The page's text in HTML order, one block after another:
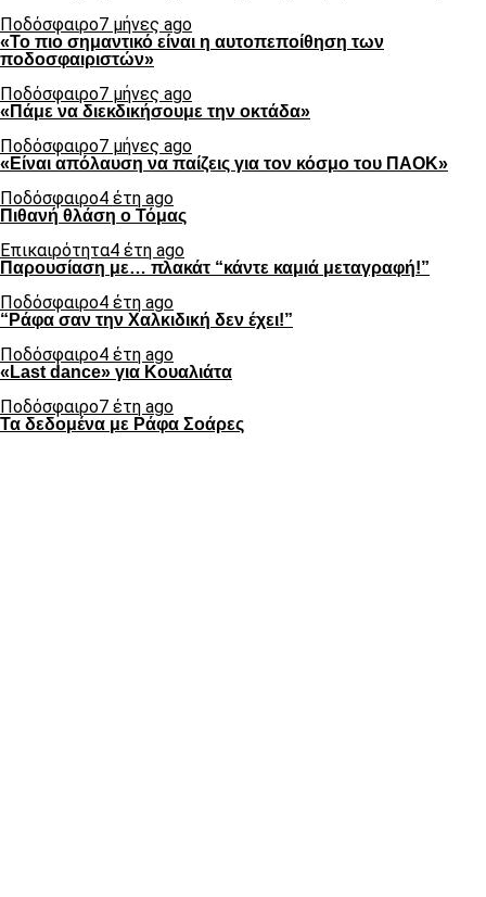
Ποδόσφαιρο7 μήνες ago
«Το πιο σημαντικό είναι η αυτοπεποίθηση των
ποδοσφαιριστών»
Ποδόσφαιρο7 μήνες ago
«Πάμε να διεκδικήσουμε την οκτάδα»
Ποδόσφαιρο7 μήνες ago
«Είναι απόλαυση να παίζεις για τον κόσμο του ΠΑΟΚ»
Ποδόσφαιρο4 έτη ago
Πιθανή θλάση ο Τόμας
Επικαιρότητα4 έτη ago
Παρουσίαση με… πλακάτ “κάντε καμιά μεταγραφή!”
Ποδόσφαιρο4 έτη ago
“Ράφα σαν την Χαλκιδική δεν έχει!”
Ποδόσφαιρο4 έτη ago
«Last dance» για Κουαλιάτα
Ποδόσφαιρο7 έτη ago
Τα δεδομένα με Ράφα Σοάρες